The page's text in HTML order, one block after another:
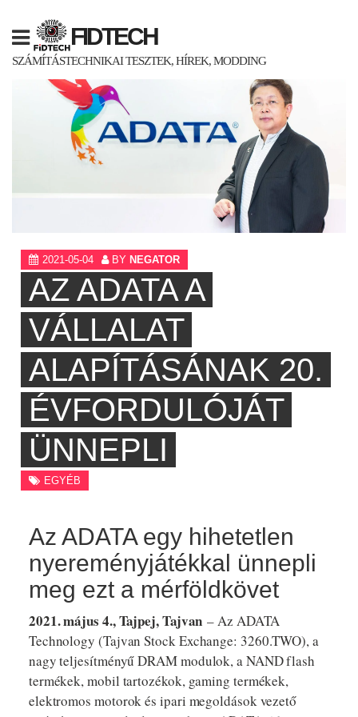
content
FIDTECH
SZÁMÍTÁSTECHNIKAI TESZTEK, HÍREK, MODDING
2021-05-04 BY NEGATOR
AZ ADATA A
VÁLLALAT
ALAPÍTÁSÁNAK 20.
ÉVFORDULÓJÁT
ÜNNEPLI
EGYÉB
Az ADATA egy hihetetlen
nyereményjátékkal ünnepli
meg ezt a mérföldkövet ​​​​​​​
2021. május 4., Tajpej, Tajvan – Az ADATA
Technology (Tajvan Stock Exchange: 3260.TWO), a
nagy teljesítményű DRAM modulok, a NAND flash
termékek, mobil tartozékok, gaming termékek,
elektromos motorok és ipari megoldások vezető